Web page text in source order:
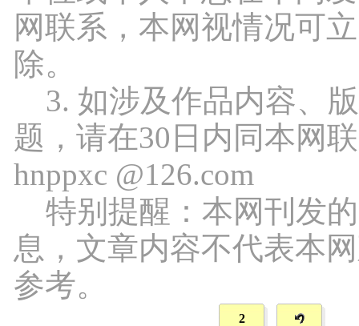
网联系，本网视情况可
除。
3. 如涉及作品内容、
题，请在30日内同本网
hnppxc @126.com
特别提醒：本网刊发
息，文章内容不代表本
参考。
2